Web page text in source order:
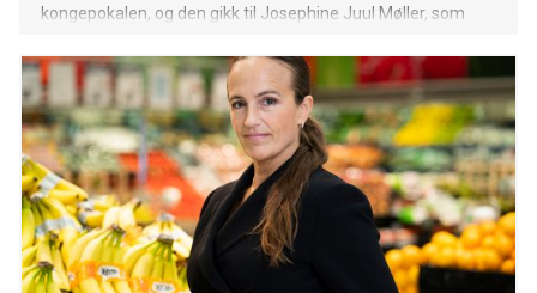
kongepokalen, og den gikk til Josephine Juul Møller, som